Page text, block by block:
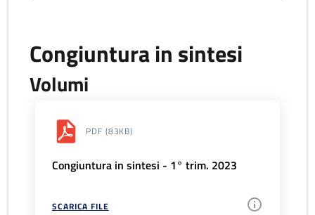
Congiuntura in sintesi
Volumi
PDF (83KB)
Congiuntura in sintesi - 1° trim. 2023
SCARICA FILE